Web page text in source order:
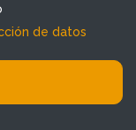
de datos